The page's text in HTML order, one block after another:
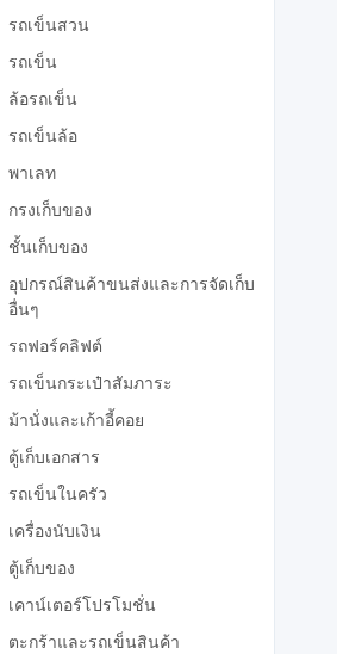
รถเข็นสวน
รถเข็น
ล้อรถเข็น
รถเข็นล้อ
พาเลท
กรงเก็บของ
ชั้นเก็บของ
อุปกรณ์สินค้าขนส่งและการจัดเก็บ
อื่นๆ
รถฟอร์คลิฟต์
รถเข็นกระเป๋าสัมภาระ
ม้านั่งและเก้าอี้คอย
ตู้เก็บเอกสาร
รถเข็นในครัว
เครื่องนับเงิน
ตู้เก็บของ
เคาน์เตอร์โปรโมชั่น
ตะกร้าและรถเข็นสินค้า